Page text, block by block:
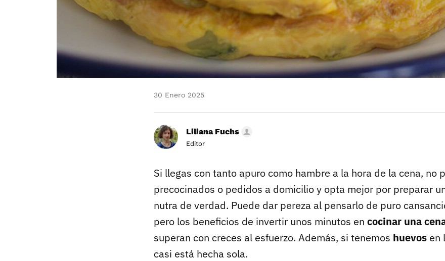
30 Enero 2025
Liliana Fuchs
Editor
Si llegas con tanto apuro como hambre a la hora de la cena, no
precocinados o pedidos a domicilio y opta mejor por preparar
nutra de verdad. Puede dar pereza al pensarlo de puro
pero los beneficios de invertir unos minutos en cocinar una
superan con creces al esfuerzo. Además, si tenemos huevos en
casi está hecha sola.